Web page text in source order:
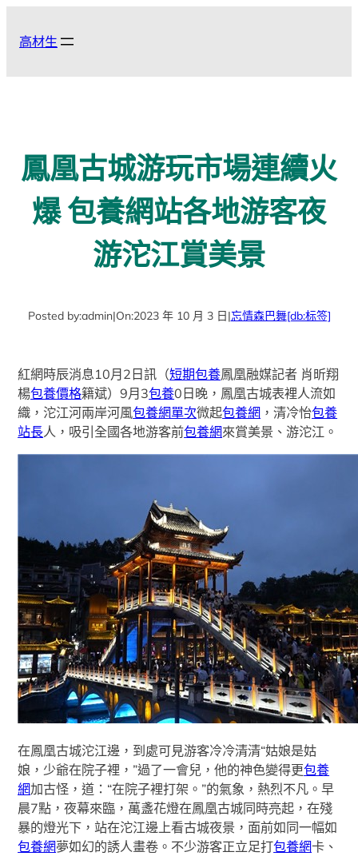
高材生
鳳凰古城游玩市場連續火
爆 包養網站各地游客夜
游沱江賞美景
Posted by:admin|On:2023 年 10 月 3 日|忘情森巴舞[db:标签]
紅網時辰消息10月2日訊（短期包養鳳凰融媒記者 肖昕翔
楊包養價格籍斌）9月3包養0日晚，鳳凰古城表裡人流如
織，沱江河兩岸河風包養網單次微起包養網 ，清冷怡包養
站長人，吸引全國各地游客前包養網來賞美景、游沱江。
在鳳凰古城沱江邊，到處可見游客冷冷清清“姑娘是姑
娘，少爺在院子裡，”過了一會兒，他的神色變得更包養
網加古怪，道：“在院子裡打架。”的氣象，熱烈不凡。早
晨7點，夜幕來臨，萬盞花燈在鳳凰古城同時亮起，在殘
暴的燈光下，站在沱江邊上看古城夜景，面前如同一幅如
包養網夢如幻的誘人畫卷。不少游客正立足打包養網卡、